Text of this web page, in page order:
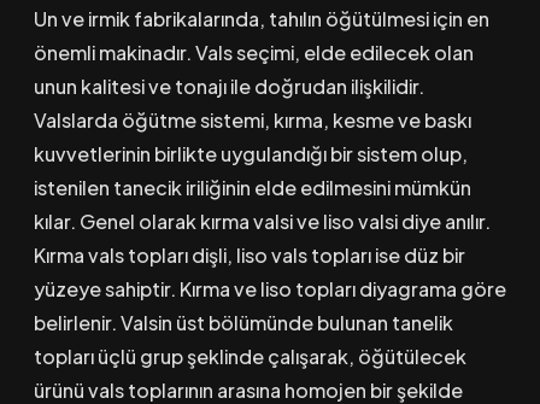
Un ve irmik fabrikalarında, tahılın öğütülmesi için en
önemli makinadır. Vals seçimi, elde edilecek olan
unun kalitesi ve tonajı ile doğrudan ilişkilidir.
Valslarda öğütme sistemi, kırma, kesme ve baskı
kuvvetlerinin birlikte uygulandığı bir sistem olup,
istenilen tanecik iriliğinin elde edilmesini mümkün
kılar. Genel olarak kırma valsi ve liso valsi diye anılır.
Kırma vals topları dişli, liso vals topları ise düz bir
yüzeye sahiptir. Kırma ve liso topları diyagrama göre
belirlenir. Valsin üst bölümünde bulunan tanelik
topları üçlü grup şeklinde çalışarak, öğütülecek
ürünü vals toplarının arasına homojen bir şekilde